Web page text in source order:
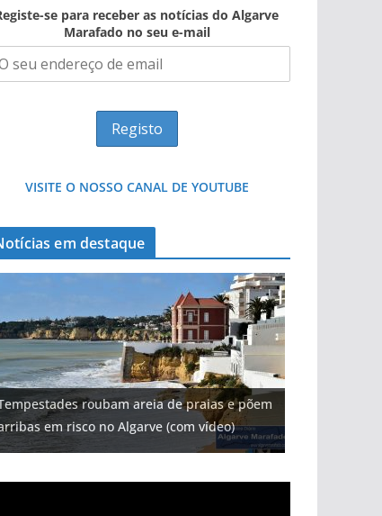
se para receber as notícias do Algarve
Marafado no seu e-mail
VISITE O NOSSO CANAL DE YOUTUBE
em destaque
roubam areia de praias e põem
em risco no Algarve (com vídeo)
da água. Fontes emblemáticas do
voltam a ter vida (com vídeo)
do mar a 3 euros cada. Nova rota
nasce no Algarve
do dia: uma cidade algarvia que cresceu
redes e fábricas
milionário: investimento de 108
de euros na construção de dois
(com vídeo)